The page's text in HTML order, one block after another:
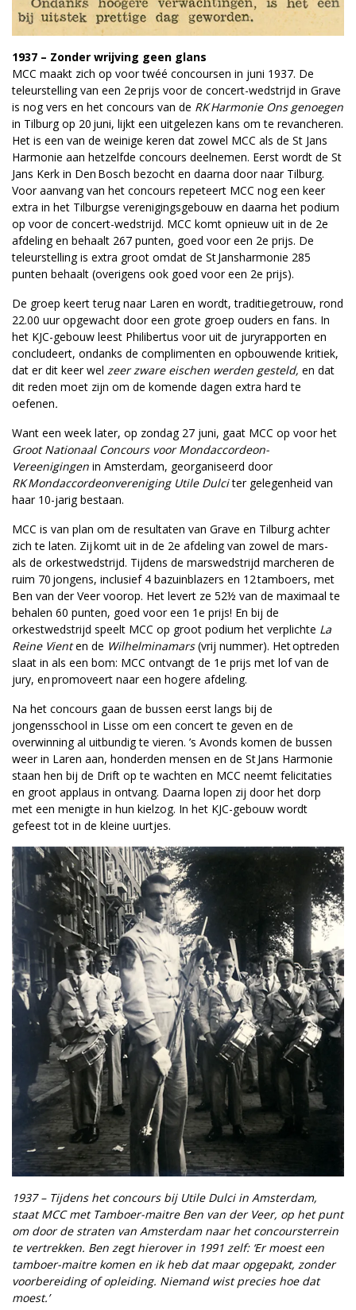
1937 – Zonder wrijving geen glans
MCC maakt zich op voor twéé concoursen in juni 1937. De
teleurstelling van een 2e prijs voor de concert-wedstrijd in Grave
is nog vers en het concours van de RK Harmonie Ons genoegen
in Tilburg op 20 juni, lijkt een uitgelezen kans om te revancheren.
Het is een van de weinige keren dat zowel MCC als de St Jans
Harmonie aan hetzelfde concours deelnemen. Eerst wordt de St
Jans Kerk in Den Bosch bezocht en daarna door naar Tilburg.
Voor aanvang van het concours repeteert MCC nog een keer
extra in het Tilburgse verenigingsgebouw en daarna het podium
op voor de concert-wedstrijd. MCC komt opnieuw uit in de 2e
afdeling en behaalt 267 punten, goed voor een 2e prijs. De
teleurstelling is extra groot omdat de St Jansharmonie 285
punten behaalt ­(overigens ook goed voor een 2e prijs).
De groep keert terug naar Laren en wordt, traditiegetrouw, rond
22.00 uur opgewacht door een grote groep ouders en fans. In
het KJC-gebouw leest Philibertus voor uit de juryrapporten en
concludeert, ondanks de complimenten en opbouwende kritiek,
dat er dit keer wel zeer zware eischen werden gesteld, en dat
dit reden moet zijn om de komende dagen extra hard te
oefenen.
Want een week later, op zondag 27 juni, gaat MCC op voor het
Groot Nationaal Concours voor Mondaccordeon-
Vereenigingen in Amsterdam, georganiseerd door
RK Mondaccordeonvereniging Utile Dulciter gelegenheid van
haar 10-jarig bestaan.
MCC is van plan om de resultaten van Grave en Tilburg achter
zich te laten. Zij komt uit in de 2e afdeling van zowel de mars-
als de orkestwedstrijd. Tijdens de marswedstrijd marcheren de
ruim 70 jongens, inclusief 4 bazuinblazers en 12 tamboers, met
Ben van der Veer voorop. Het levert ze 52½ van de maximaal te
behalen 60 punten, goed voor een 1e prijs! En bij de
orkestwedstrijd speelt MCC op groot podium het verplichte La
Reine Vienten de Wilhelminamars(vrij nummer). Het optreden
slaat in als een bom: MCC ontvangt de 1e prijs met lof van de
jury, en promoveert naar een hogere afdeling.
Na het concours gaan de bussen eerst langs bij de
jongensschool in Lisse om een concert te geven en de
overwinning al uitbundig te vieren. ’s Avonds komen de bussen
weer in Laren aan, honderden mensen en de St Jans Harmonie
staan hen bij de Drift op te wachten en MCC neemt felicitaties
en groot applaus in ontvang. Daarna lopen zij door het dorp
met een menigte in hun kielzog. In het KJC-gebouw wordt
gefeest tot in de kleine uurtjes.
1937 – Tijdens het concours bij Utile Dulci in Amsterdam,
staat MCC met Tamboer-maitre Ben van der Veer, op het punt
om door de straten van Amsterdam naar het concoursterrein
te vertrekken. Ben zegt hierover in 1991 zelf: ‘Er moest een
tamboer-maitre komen en ik heb dat maar opgepakt, zonder
voorbereiding of opleiding. Niemand wist precies hoe dat
moest.’